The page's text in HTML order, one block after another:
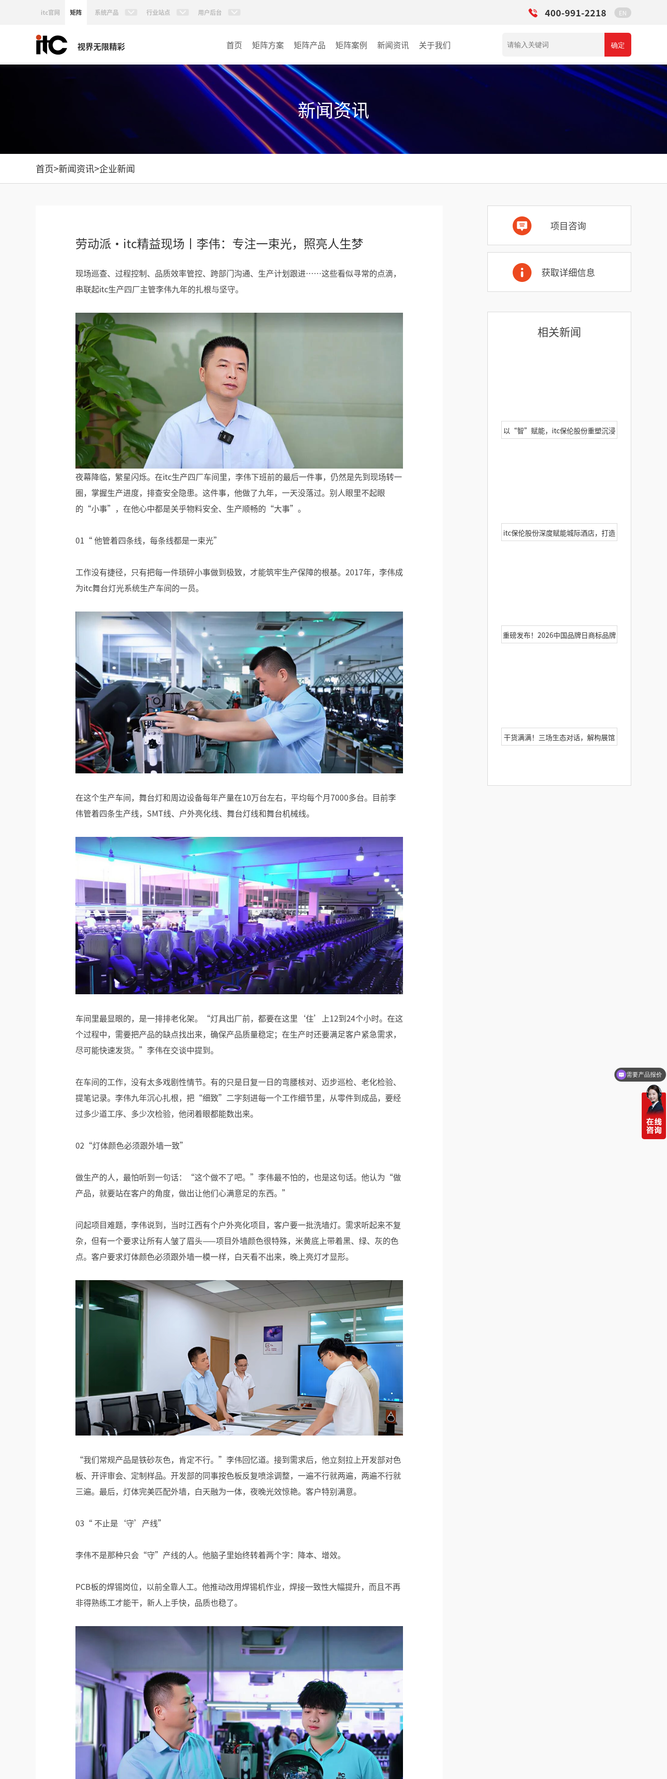
itc官网 矩阵 系统产品 行业站点 用户后台 400-991-2218 EN
视界无限精彩 首页 矩阵方案 矩阵产品
视频矩阵
AI指挥调度系统
无感调度系统
矩阵案例
金融
公安
部队
新闻资讯 关于我们 确定
新闻资讯
首页>新闻资讯>企业新闻
劳动派·itc精益现场丨李伟：专注一束光，照亮人生梦
现场巡查、过程控制、品质效率管控、跨部门沟通、生产计划跟进……这些看似寻常的点滴，
串联起itc生产四厂主管李伟九年的扎根与坚守。
夜幕降临，繁星闪烁。在itc生产四厂车间里，李伟下班前的最后一件事，仍然是先到现场转一
圈，掌握生产进度，排查安全隐患。这件事，他做了九年，一天没落过。别人眼里不起眼
的“小事”，在他心中都是关乎物料安全、生产顺畅的“大事”。
01“ 他管着四条线，每条线都是一束光”
工作没有捷径，只有把每一件琐碎小事做到极致，才能筑牢生产保障的根基。2017年，李伟成
为itc舞台灯光系统生产车间的一员。
在这个生产车间，舞台灯和周边设备每年产量在10万台左右，平均每个月7000多台。目前李
伟管着四条生产线，SMT线、户外亮化线、舞台灯线和舞台机械线。
车间里最显眼的，是一排排老化架。“灯具出厂前，都要在这里‘住’上12到24个小时。在这
个过程中，需要把产品的缺点找出来，确保产品质量稳定；在生产时还要满足客户紧急需求，
尽可能快速发货。”李伟在交谈中提到。
在车间的工作，没有太多戏剧性情节。有的只是日复一日的弯腰核对、迈步巡检、老化检验、
提笔记录。李伟九年沉心扎根，把“细致”二字刻进每一个工作细节里，从零件到成品，要经
过多少道工序、多少次检验，他闭着眼都能数出来。
02“灯体颜色必须跟外墙一致”
做生产的人，最怕听到一句话：“这个做不了吧。”李伟最不怕的，也是这句话。他认为“做
产品，就要站在客户的角度，做出让他们心满意足的东西。”
问起项目难题，李伟说到，当时江西有个户外亮化项目，客户要一批洗墙灯。需求听起来不复
杂，但有一个要求让所有人皱了眉头——项目外墙颜色很特殊，米黄底上带着黑、绿、灰的色
点。客户要求灯体颜色必须跟外墙一模一样，白天看不出来，晚上亮灯才显形。
“我们常规产品是铁砂灰色，肯定不行。”李伟回忆道。接到需求后，他立刻拉上开发部对色
板、开评审会、定制样品。开发部的同事按色板反复喷涂调整，一遍不行就两遍，两遍不行就
三遍。最后，灯体完美匹配外墙，白天融为一体，夜晚光效惊艳。客户特别满意。
03“ 不止是‘守’产线”
李伟不是那种只会“守”产线的人。他脑子里始终转着两个字：降本、增效。
PCB板的焊锡岗位，以前全靠人工。他推动改用焊锡机作业，焊接一致性大幅提升，而且不再
非得熟练工才能干，新人上手快，品质也稳了。
项目咨询
获取详细信息
相关新闻
以“智”赋能，itc保伦股份重塑沉浸
itc保伦股份深度赋能城际酒店，打造
重磅发布！2026中国品牌日商标品牌
干货满满！三场生态对话，解构展馆
可以定制方案吗？